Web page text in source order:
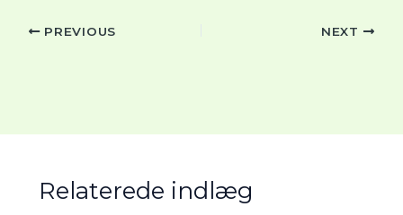
PREVIOUS NEXT
Relaterede indlæg